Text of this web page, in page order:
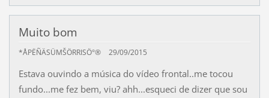
Muito bom
*ÅPËÑÄSÜMŠÖRRISÖ°® 29/09/2015
Estava ouvindo a música do vídeo frontal..me tocou
fundo...me fez bem, viu? ahh...esqueci de dizer que sou